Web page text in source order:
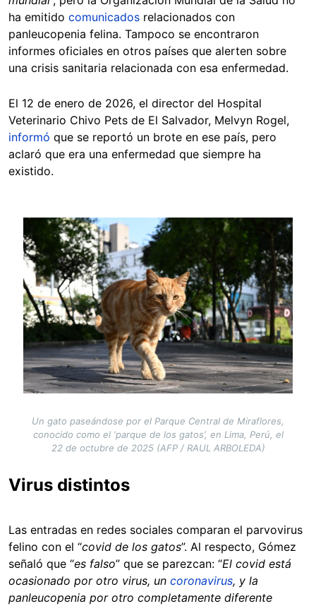
ha emitido comunicados relacionados con
panleucopenia felina. Tampoco se encontraron
informes oficiales en otros países que alerten sobre
una crisis sanitaria relacionada con esa enfermedad.
El 12 de enero de 2026, el director del Hospital
Veterinario Chivo Pets de El Salvador, Melvyn Rogel,
informó que se reportó un brote en ese país, pero
aclaró que era una enfermedad que siempre ha
existido.
Un gato paseándose por el Parque Central de Miraflores,
conocido como el ‘parque de los gatos’, en Lima, Perú, el
22 de octubre de 2025 (AFP / RAUL ARBOLEDA)
Virus distintos
Las entradas en redes sociales comparan el parvovirus
felino con el “covid de los gatos”. Al respecto, Gómez
señaló que “es falso” que se parezcan: “El covid está
ocasionado por otro virus, un coronavirus, y la
panleucopenia por otro completamente diferente